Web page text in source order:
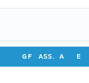
GF ASS. A E